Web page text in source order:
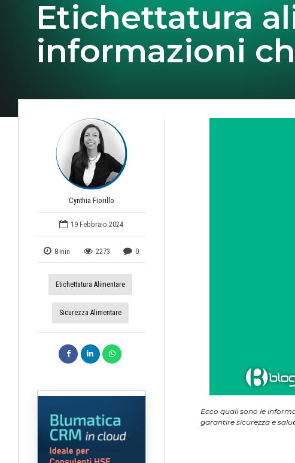
Etichettatura
informazioni
Cynthia Fiorillo
19 Febbraio 2024
8 min 2273 0
Etichettatura Alimentare
Sicurezza Alimentare
Ecco quali sono le
garantire sicurezza e